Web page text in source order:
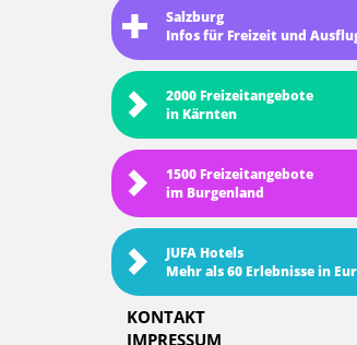
Salzburg
Infos für Freizeit und
2000 Freizeitangebote
in Kärnten
1500 Freizeitangebote
im Burgenland
JUFA Hotels
Mehr als 60 Erlebnisse in
KONTAKT
IMPRESSUM